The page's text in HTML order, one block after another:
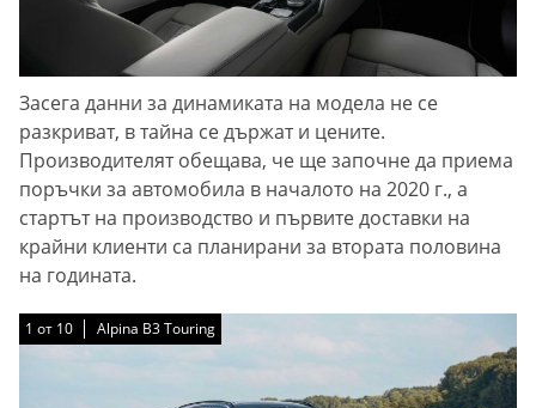
Засега данни за динамиката на модела не се
разкриват, в тайна се държат и цените.
Производителят обещава, че ще започне да приема
поръчки за автомобила в началото на 2020 г., а
стартът на производство и първите доставки на
крайни клиенти са планирани за втората половина
на годината.
1 от 10 Alpina B3 Touring
1 от 10 Alpina B3 Touring
1 от 10 Alpina B3 Touring
1 от 10 Alpina B3 Touring
1 от 10 Alpina B3 Touring
1 от 10 Alpina B3 Touring
1 от 10 Alpina B3 Touring
1 от 10 Alpina B3 Touring
1 от 10 Alpina B3 Touring
1 от 10 Alpina B3 Touring